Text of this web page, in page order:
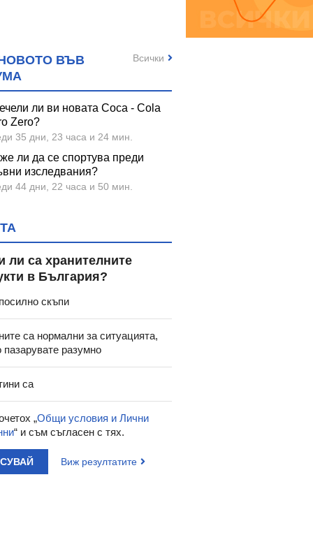
ВЪВ
ли ви новата Coca - Cola
Zero?
35 дни, 23 часа и 24 мин.
ли да се спортува преди
изследвания?
44 дни, 22 часа и 50 мин.
Всички
ли са хранителните
в България?
скъпи
са нормални за ситуацията,
пазарувате разумно
са
„Общи условия и Лични
“ и съм съгласен с тях.
Виж резултатите